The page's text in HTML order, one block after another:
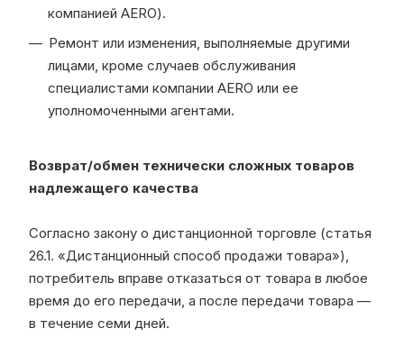
компанией AERO).
Ремонт или изменения, выполняемые другими
лицами, кроме случаев обслуживания
специалистами компании AERO или ее
уполномоченными агентами.
Возврат/обмен технически сложных товаров
надлежащего качества
Согласно закону о дистанционной торговле (статья
26.1. «Дистанционный способ продажи товара»),
потребитель вправе отказаться от товара в любое
время до его передачи, а после передачи товара —
в течение семи дней.